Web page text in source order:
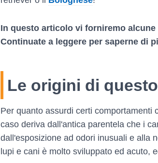
In questo articolo vi forniremo
Continuate a leggere per saperne di
Le origini di
Per quanto assurdi certi comportamenti
caso deriva dall'antica parentela che i
dall'esposizione ad odori inusuali e alla
lupi e cani è molto sviluppato ed acuto,